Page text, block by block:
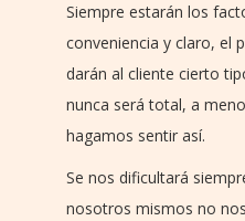
Siempre estarán los
conveniencia y claro, el
darán al cliente cierto
nunca será total, a
hagamos sentir así.
Se nos dificultará
nosotros mismos no